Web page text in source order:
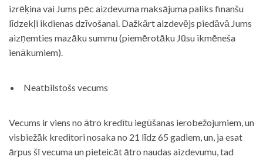
izrēķina vai Jums pēc aizdevuma maksājuma paliks finanšu
līdzekļi ikdienas dzīvošanai. Dažkārt aizdevējs piedāvā Jums
aizņemties mazāku summu (piemērotāku Jūsu ikmēneša
ienākumiem).
Neatbilstošs vecums
Vecums ir viens no ātro kredītu iegūšanas ierobežojumiem, un
visbiežāk kreditori nosaka no 21 līdz 65 gadiem, un, ja esat
ārpus šī vecuma un pieteicāt ātro naudas aizdevumu, tad